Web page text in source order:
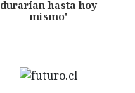
durarían hasta hoy
mismo'